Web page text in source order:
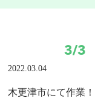
3/3
2022.03.04
木更津市にて作業！